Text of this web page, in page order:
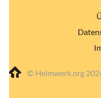
© Heimwerk.org